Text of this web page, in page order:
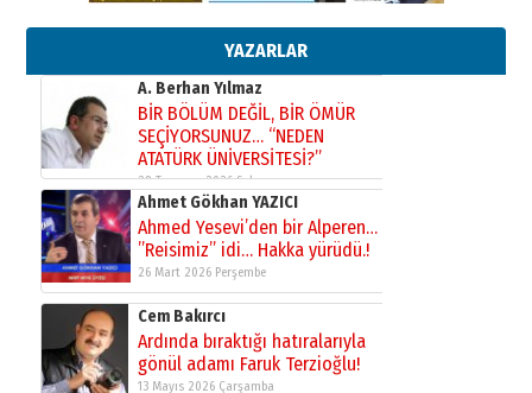
YAZARLAR
ATATÜRK ÜNİVERSİTESİ?”
28 Temmuz 2026 Salı
Ahmet Gökhan YAZICI
Ahmed Yesevi’den bir Alperen…
”Reisimiz” idi… Hakka yürüdü.!
26 Mart 2026 Perşembe
Cem Bakırcı
Ardında bıraktığı hatıralarıyla
gönül adamı Faruk Terzioğlu!
Esat BİNDESEN
Başkan Sekmen’den Erzurum’a
bir vizyon proje daha!